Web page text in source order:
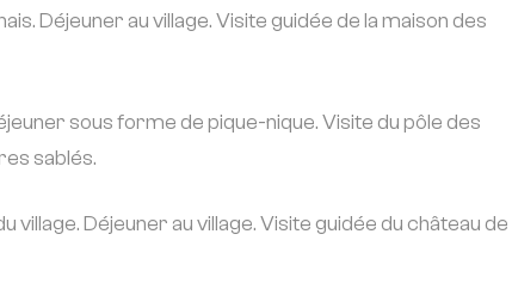
Déjeuner au village. Visite guidée de la maison des
sous forme de pique-nique. Visite du pôle des
sablés.
village. Déjeuner au village. Visite guidée du château de